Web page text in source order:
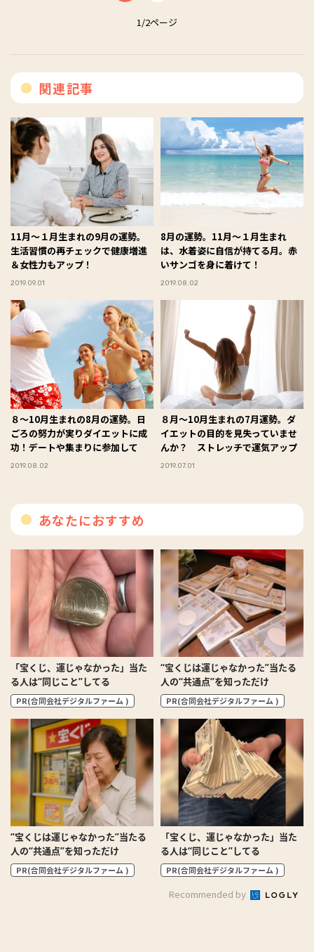
1/2ページ
関連記事
11月〜１月生まれの9月の運勢。
生活習慣の再チェックで健康増進
＆女性力もアップ！
2019.09.01
8月の運勢。11月〜１月生まれ
は、水着姿に自信が持てる月。赤
いサンゴを身に着けて！
2019.08.02
８〜10月生まれの8月の運勢。日
ごろの努力が実りダイエットに成
功！デートや集まりに参加して
2019.08.02
８月〜10月生まれの7月運勢。ダ
イエットの目的を見失っていませ
んか？ ストレッチで運気アップ
2019.07.01
あなたにおすすめ
「宝くじ、運じゃなかった」当た
る人は“同じこと”してる
PR(合同会社デジタルファーム )
“宝くじは運じゃなかった”当たる
人の“共通点”を知っただけ
PR(合同会社デジタルファーム )
“宝くじは運じゃなかった”当たる
人の“共通点”を知っただけ
PR(合同会社デジタルファーム )
「宝くじ、運じゃなかった」当た
る人は“同じこと”してる
PR(合同会社デジタルファーム )
Recommended by